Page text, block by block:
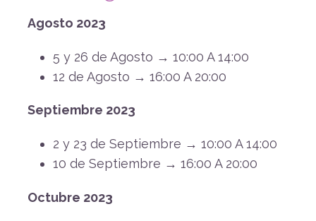
Agosto 2023
5 y 26 de Agosto → 10:00 A 14:00
12 de Agosto → 16:00 A 20:00
Septiembre 2023
2 y 23 de Septiembre → 10:00 A 14:00
10 de Septiembre → 16:00 A 20:00
Octubre 2023